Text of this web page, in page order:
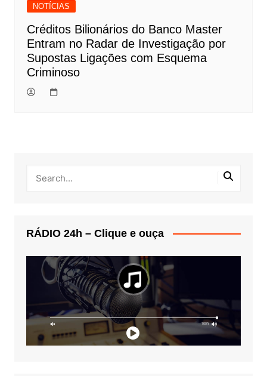
NOTÍCIAS
Créditos Bilionários do Banco Master
Entram no Radar de Investigação por
Supostas Ligações com Esquema
Criminoso
RÁDIO 24h – Clique e ouça